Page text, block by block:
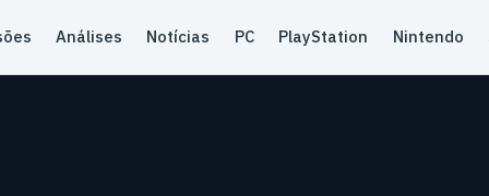
Análises Notícias PC PlayStation Nintendo